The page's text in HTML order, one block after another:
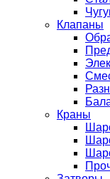
Клапаны
Краны